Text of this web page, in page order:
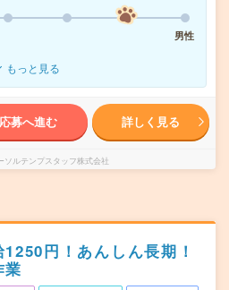
男性
もっと見る
応募へ進む 詳しく見る
ソルテンプスタッフ株式会社
1250円！あんしん長期！
業